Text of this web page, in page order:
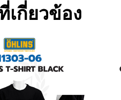
เกี่ยวข้อง